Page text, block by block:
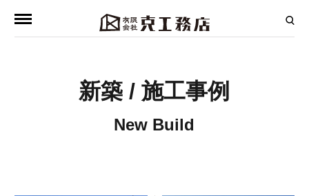
新築 / 施工事例
New Build